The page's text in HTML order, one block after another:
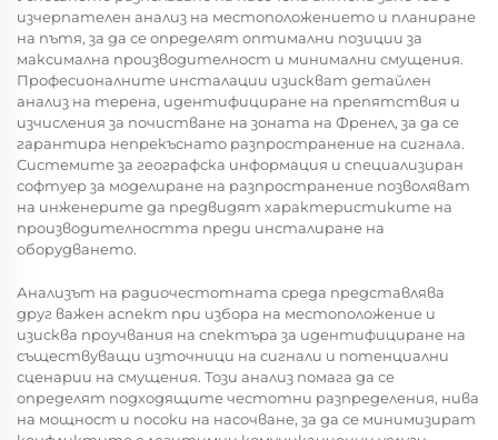
изчерпателен анализ на местоположението и планиране
на пътя, за да се определят оптимални позиции за
максимална производителност и минимални смущения.
Професионалните инсталации изискват детайлен
анализ на терена, идентифициране на препятствия и
изчисления за почистване на зоната на Френел, за да се
гарантира непрекъснато разпространение на сигнала.
Системите за географска информация и специализиран
софтуер за моделиране на разпространение позволяват
на инженерите да предвидят характеристиките на
производителността преди инсталиране на
оборудването.
Анализът на радиочестотната среда представлява
друг важен аспект при избора на местоположение и
изисква проучвания на спектъра за идентифициране на
съществуващи източници на сигнали и потенциални
сценарии на смущения. Този анализ помага да се
определят подходящите честотни разпределения, нива
на мощност и посоки на насочване, за да се минимизират